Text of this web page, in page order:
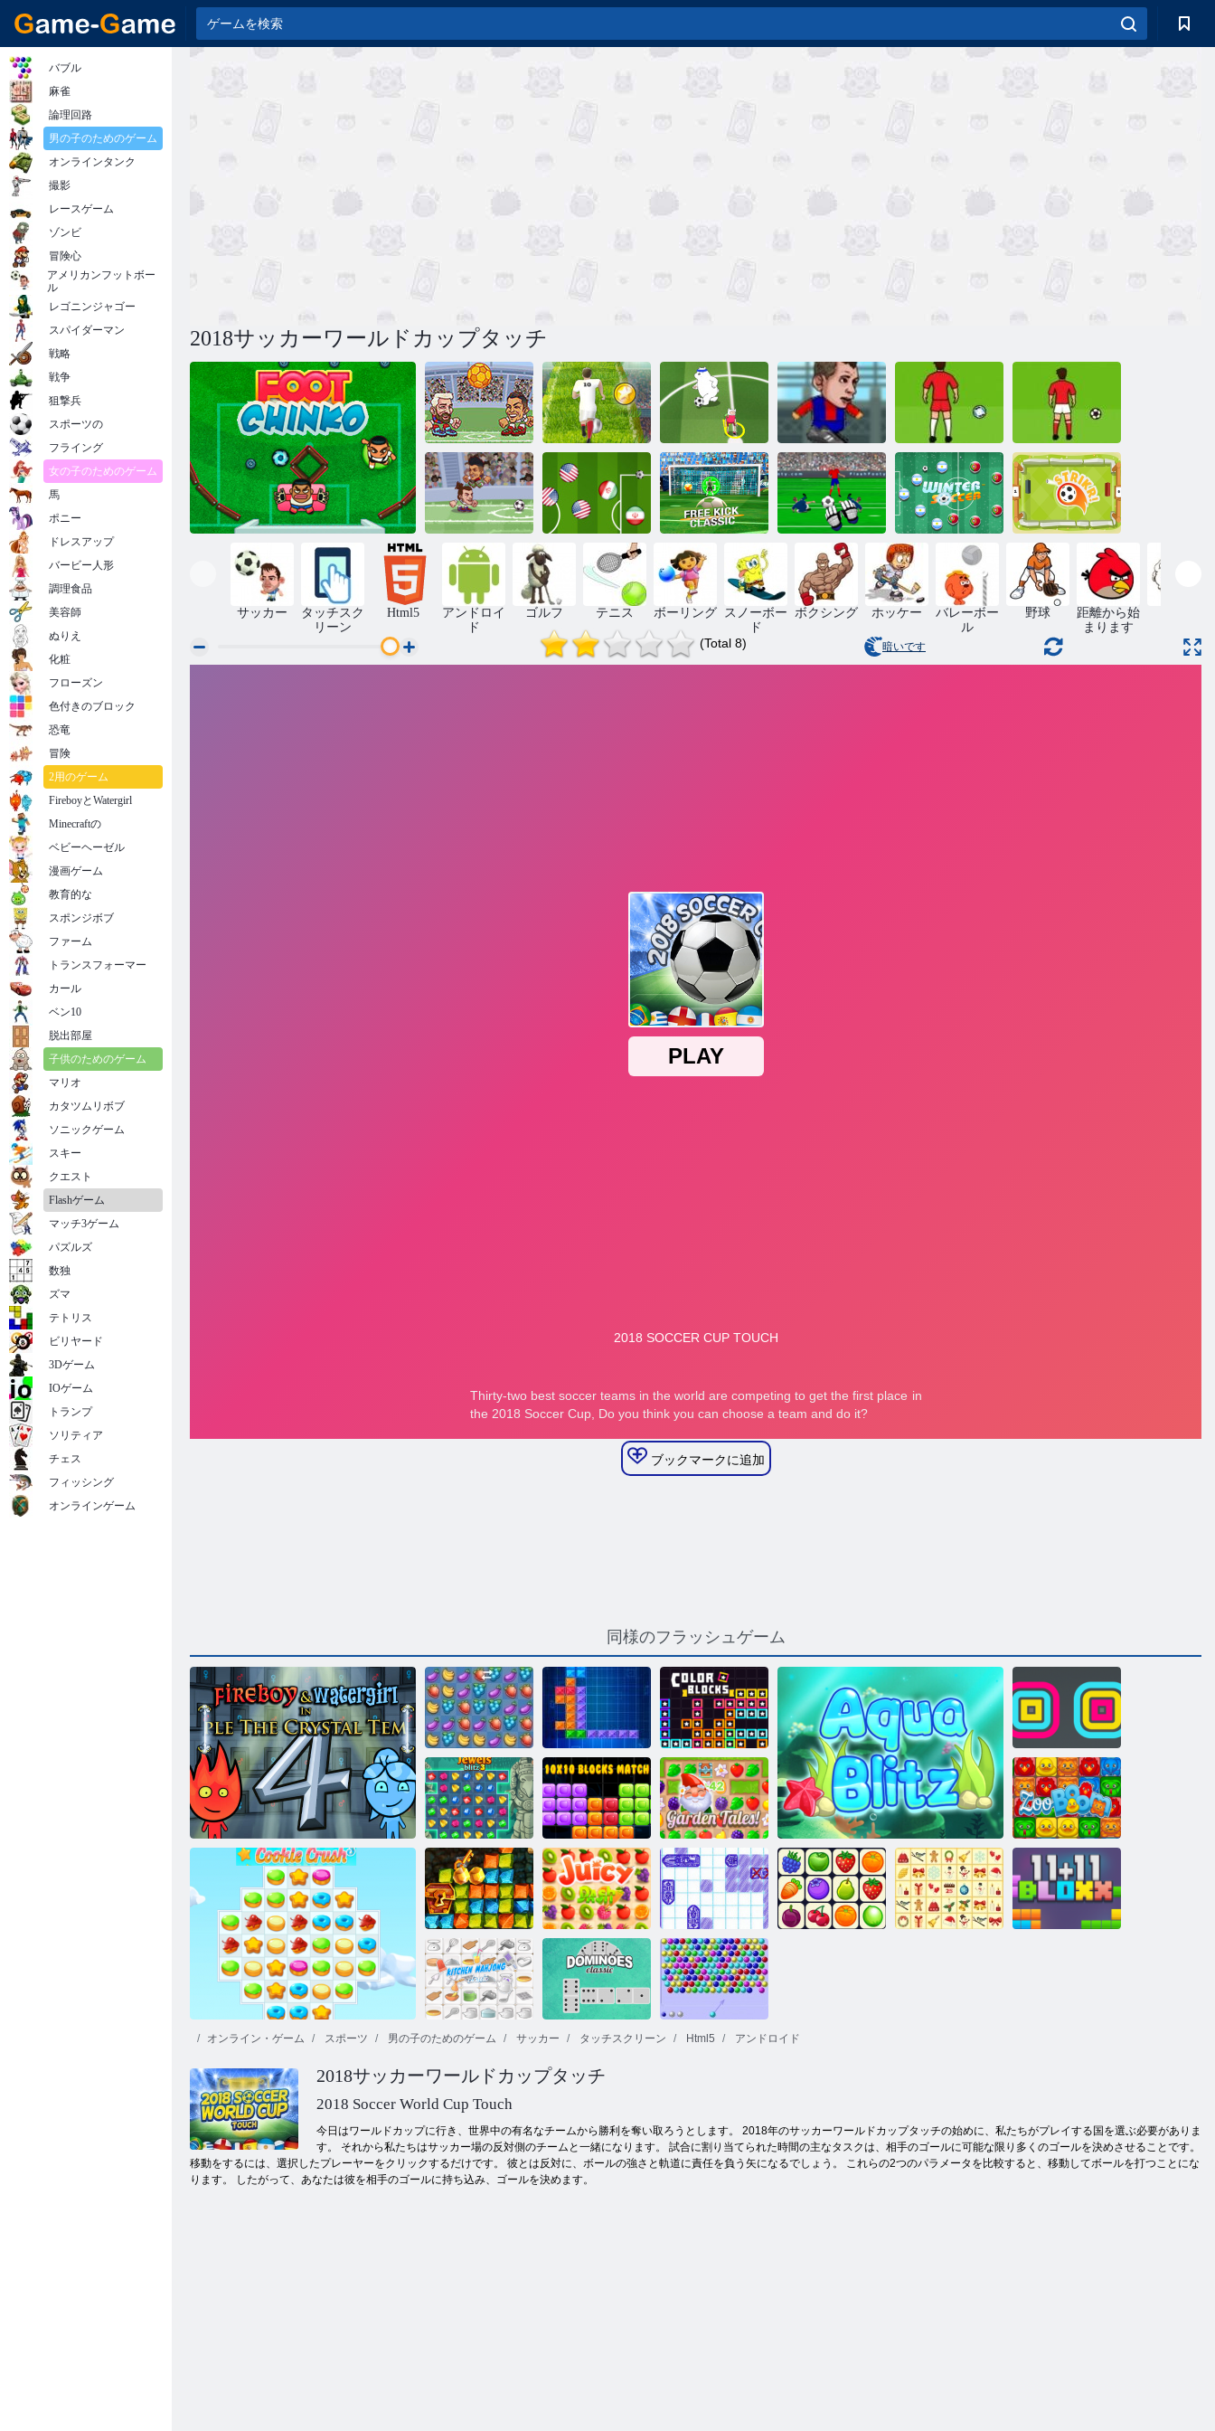
2018サッカーワールドカップタッチ
アリーナユー
ロサッカーヘ
ッズ
ユーロサッカ
ースプリント
トゥーンカッ
プ2016
サッカー
HEADZカップ
2
ユーロペナル
ティ2016
ワールドカッ
プのペナルテ
ィ
ナサッカーオ
ールスターズ
マスターサッ
フリーキック
クラシック
ゴールキーパ
ーチャンピオ
ン
冬のサッカー
ストライカ
ー！
サッカー
タッチスク
リーン
Html5
アンドロイ
ド
ゴルフ テニス ボーリング スノーボー
ド
ボクシング ホッケー
バレーボー
ル
野球
距離から始
まります
(Total 8) 暗いです
ブックマークに追加
同様のフラッシュゲーム
Fireboy and Watergirl 4：クリスタル寺院
フルーツ クラ
ッシュ
Tentrix
カラーブロッ
ク
スクエアスタ
ッカ
キラキラ ジュ
エル 3
10x10ブロック
マッチ
クッキー クラッシュ 3
ガーデンテイ
ルズ
動物園ブーム
ゴールドラッ
シュの宝探し
ジューシーダ
ッシュ
海の戦艦
キッチンマジ
ョン
ドミノクラシ
ック
オンライン・ゲーム スポーツ 男の子のためのゲーム サッカー タッチスクリーン Html5 アンドロイド
2018サッカーワールドカップタッチ
2018 Soccer World Cup Touch
今日はワールドカップに行き、世界中の有名なチームから勝利を奪い取ろうとします。 2018年のサッカーワールドカップタッチの始めに、私たちがプレイする国を選ぶ必要がありま
す。 それから私たちはサッカー場の反対側のチームと一緒になります。 試合に割り当てられた時間の主なタスクは、相手のゴールに可能な限り多くのゴ​​ールを決めさせることです。
移動をするには、選択したプレーヤーをクリックするだけです。 彼とは反対に、ボールの強さと軌道に責任を負う矢になるでしょう。 これらの2つのパラメータを比較すると、移動してボールを打つことにな
ります。 したがって、あなたは彼を相手のゴールに持ち込み、ゴールを決めます。
バブル
麻雀
論理回路
男の子のためのゲーム
オンラインタンク
撮影
レースゲーム
ゾンビ
冒険心
アメリカンフットボー
ル
レゴニンジャゴー
スパイダーマン
戦略
戦争
狙撃兵
スポーツの
フライング
女の子のためのゲーム
馬
ポニー
ドレスアップ
バービー人形
調理食品
美容師
ぬりえ
化粧
フローズン
色付きのブロック
恐竜
冒険
2用のゲーム
FireboyとWatergirl
Minecraftの
ベビーヘーゼル
漫画ゲーム
教育的な
スポンジボブ
ファーム
トランスフォーマー
カール
ベン10
脱出部屋
子供のためのゲーム
マリオ
カタツムリボブ
ソニックゲーム
スキー
クエスト
Flashゲーム
マッチ3ゲーム
パズルズ
数独
ズマ
テトリス
ビリヤード
3Dゲーム
IOゲーム
トランプ
ソリティア
チェス
フィッシング
オンラインゲーム